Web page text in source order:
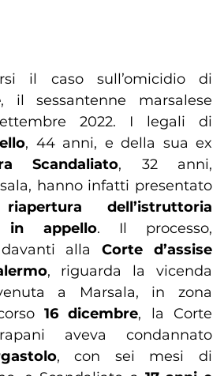
il caso sull’omicidio di
, il sessantenne marsalese
2022. I legali di
, 44 anni, e della sua ex
Scandaliato, 32 anni,
hanno infatti presentato
riapertura dell’istruttoria
in appello. Il processo,
davanti allaCorte d’assise
, riguarda la vicenda
a Marsala, in zona
16 dicembre, la Corte
aveva condannato
, con sei mesi di